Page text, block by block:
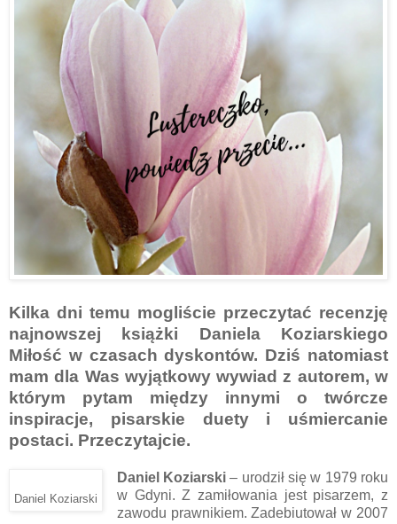
Kilka dni temu mogliście przeczytać recenzję
najnowszej książki Daniela Koziarskiego
Miłość w czasach dyskontów. Dziś natomiast
mam dla Was wyjątkowy wywiad z autorem, w
którym pytam między innymi o twórcze
inspiracje, pisarskie duety i uśmiercanie
postaci. Przeczytajcie.
Daniel Koziarski
Daniel Koziarski – urodził się w 1979 roku
w Gdyni. Z zamiłowania jest pisarzem, z
zawodu prawnikiem. Zadebiutował w 2007